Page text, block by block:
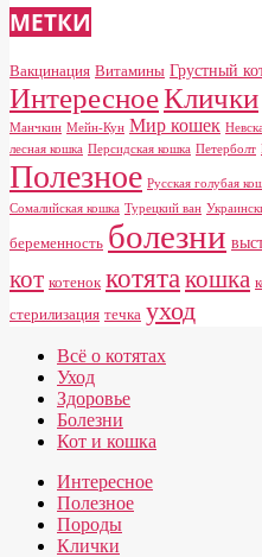
МЕТКИ
Вакцинация Витамины Грустный
ИнтересноеКлички
Манчкин Мейн-Кун Мир кошек
лесная кошка Персидская кошка Петерболт
Полезное Русская голубая
Сомалийская кошка Турецкий ван
беременность болезни
кот котенок котята кошка
стерилизация течка уход
Всё о котятах
Уход
Здоровье
Болезни
Кот и кошка
Интересное
Полезное
Породы
Клички